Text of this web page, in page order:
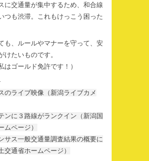
に交通量が集中するため、和合線
つも渋滞。これもけっこう困った
も、ルールやマナーを守って、安
けたいものです。
はゴールド免許です！）
のライブ映像（新潟ライブカメ
ンに３路線がランクイン（新潟国
ムページ）
サス一般交通量調査結果の概要に
交通省ホームページ）